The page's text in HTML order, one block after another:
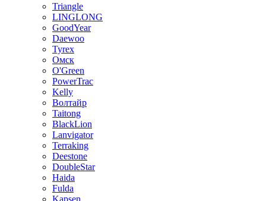
Triangle
LINGLONG
GoodYear
Daewoo
Tyrex
Омск
O'Green
PowerTrac
Kelly
Волтайр
Taitong
BlackLion
Lanvigator
Terraking
Deestone
DoubleStar
Haida
Fulda
Kapsen